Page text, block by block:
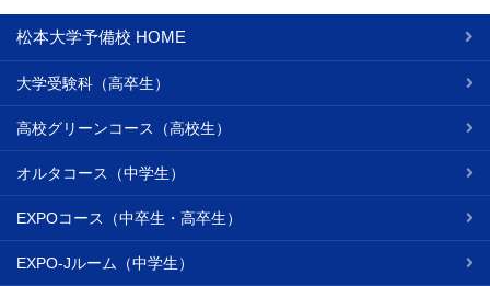
松本大学予備校 HOME
大学受験科（高卒生）
高校グリーンコース（高校生）
オルタコース（中学生）
EXPOコース（中卒生・高卒生）
EXPO-Jルーム（中学生）